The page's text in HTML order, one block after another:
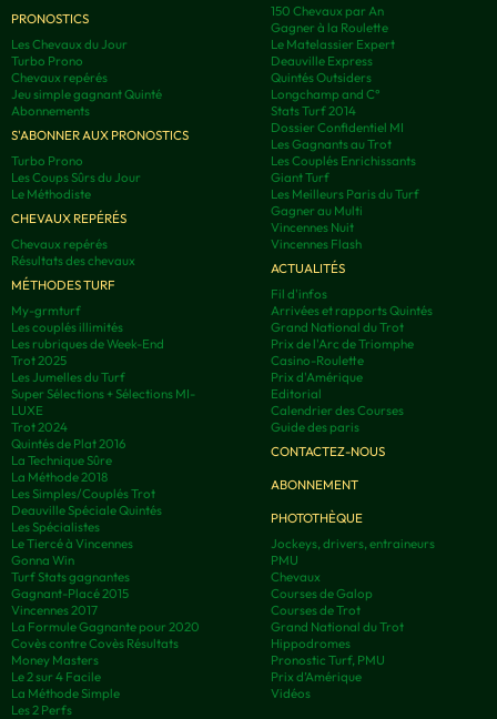
PRONOSTICS
Les Chevaux du Jour
Turbo Prono
Chevaux repérés
Jeu simple gagnant Quinté
Abonnements
S'ABONNER AUX PRONOSTICS
Turbo Prono
Les Coups Sûrs du Jour
Le Méthodiste
CHEVAUX REPÉRÉS
Chevaux repérés
Résultats des chevaux
MÉTHODES TURF
My-grmturf
Les couplés illimités
Les rubriques de Week-End
Trot 2025
Les Jumelles du Turf
Super Sélections + Sélections MI-
LUXE
Trot 2024
Quintés de Plat 2016
La Technique Sûre
La Méthode 2018
Les Simples/Couplés Trot
Deauville Spéciale Quintés
Les Spécialistes
Le Tiercé à Vincennes
Gonna Win
Turf Stats gagnantes
Gagnant-Placé 2015
Vincennes 2017
La Formule Gagnante pour 2020
Covès contre Covès Résultats
Money Masters
Le 2 sur 4 Facile
La Méthode Simple
Les 2 Perfs
150 Chevaux par An
Gagner à la Roulette
Le Matelassier Expert
Deauville Express
Quintés Outsiders
Longchamp and C°
Stats Turf 2014
Dossier Confidentiel MI
Les Gagnants au Trot
Les Couplés Enrichissants
Giant Turf
Les Meilleurs Paris du Turf
Gagner au Multi
Vincennes Nuit
Vincennes Flash
ACTUALITÉS
Fil d'infos
Arrivées et rapports Quintés
Grand National du Trot
Prix de l'Arc de Triomphe
Casino-Roulette
Prix d'Amérique
Editorial
Calendrier des Courses
Guide des paris
CONTACTEZ-NOUS
ABONNEMENT
PHOTOTHÈQUE
Jockeys, drivers, entraineurs
PMU
Chevaux
Courses de Galop
Courses de Trot
Grand National du Trot
Hippodromes
Pronostic Turf, PMU
Prix d’Amérique
Vidéos